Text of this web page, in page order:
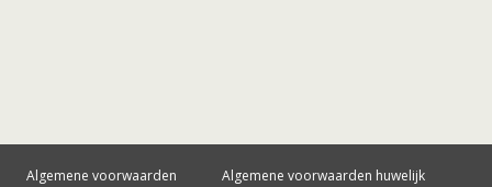
Algemene voorwaarden Algemene voorwaarden huwelijk